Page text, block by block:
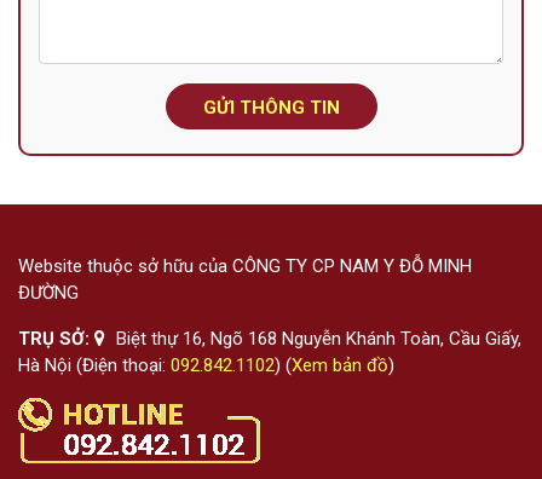
GỬI THÔNG TIN
Website thuộc sở hữu của CÔNG TY CP NAM Y ĐỖ MINH
ĐƯỜNG
TRỤ SỞ:
Biệt thự 16, Ngõ 168 Nguyễn Khánh Toàn, Cầu Giấy,
Hà Nội (Điện thoại: 092.842.1102) (Xem bản đồ)